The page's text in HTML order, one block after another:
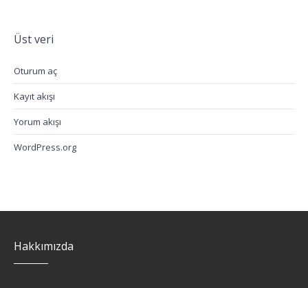
Üst veri
Oturum aç
Kayıt akışı
Yorum akışı
WordPress.org
Hakkımızda